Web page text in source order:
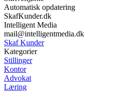
Automatisk opdatering
SkafKunder.dk
Intelligent Media
mail@intelligentmedia.dk
Skaf Kunder
Kategorier
Stillinger
Kontor
Advokat
Læring